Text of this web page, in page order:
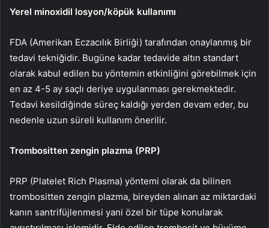
Yerel minoxidil losyon/köpük kullanımı
FDA (Amerikan Eczacılık Birliği) tarafından onaylanmış bir
tedavi tekniğidir. Bugüne kadar tedavide altın standart
olarak kabul edilen bu yöntemin etkinliğini görebilmek için
en az 4-5 ay saçlı deriye uygulanması gerekmektedir.
Tedavi kesildiğinde süreç kaldığı yerden devam eder, bu
nedenle uzun süreli kullanım önerilir.
Trombositten zengin plazma (PRP)
PRP (Platelet Rich Plasma) yöntemi olarak da bilinen
trombositten zengin plazma, bireyden alınan az miktardaki
kanın santrifüjlenmesi yani özel bir tüpe konularak